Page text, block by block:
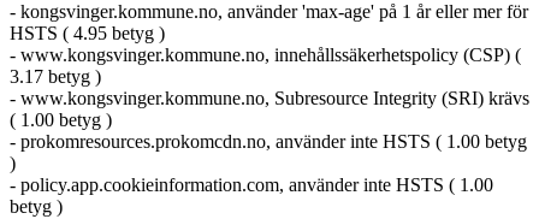
- kongsvinger.kommune.no, använder 'max-age' på 1 år eller mer för
HSTS ( 4.95 betyg )
- www.kongsvinger.kommune.no, innehållssäkerhetspolicy (CSP) (
3.17 betyg )
- www.kongsvinger.kommune.no, Subresource Integrity (SRI) krävs
( 1.00 betyg )
- prokomresources.prokomcdn.no, använder inte HSTS ( 1.00 betyg
)
- policy.app.cookieinformation.com, använder inte HSTS ( 1.00
betyg )